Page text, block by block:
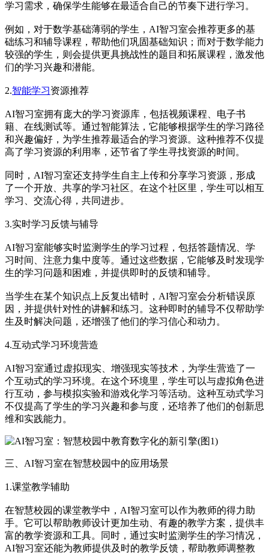
学习需求，确保学生能够在最适合自己的节奏下进行学习。
例如，对于数学基础薄弱的学生，AI智习室会推荐更多的基
础练习和辅导课程，帮助他们巩固基础知识；而对于数学能力
较强的学生，则会提供更具挑战性的题目和拓展课程，激发他
们的学习兴趣和潜能。
2.智能学习资源推荐
AI智习室拥有庞大的学习资源库，包括视频课程、电子书
籍、在线测试等。通过智能算法，它能够根据学生的学习路径
和兴趣偏好，为学生推荐最适合的学习资源。这种推荐不仅提
高了学习资源的利用率，还节省了学生寻找资源的时间。
同时，AI智习室还支持学生自主上传和分享学习资源，形成
了一个开放、共享的学习社区。在这个社区里，学生可以相互
学习、交流心得，共同进步。
3.实时学习反馈与辅导
AI智习室能够实时监测学生的学习过程，包括答题情况、学
习时间、注意力集中度等。通过这些数据，它能够及时发现学
生的学习问题和困难，并提供即时的反馈和辅导。
当学生在某个知识点上反复出错时，AI智习室会分析错误原
因，并提供针对性的讲解和练习。这种即时的辅导不仅帮助学
生及时解决问题，还增强了他们的学习信心和动力。
4.互动式学习环境营造
AI智习室通过虚拟现实、增强现实等技术，为学生营造了一
个互动式的学习环境。在这个环境里，学生可以与虚拟角色进
行互动，参与模拟实验和游戏化学习等活动。这种互动式学习
不仅提高了学生的学习兴趣和参与度，还培养了他们的创新思
维和实践能力。
三、AI智习室在智慧校园中的应用场景
1.课堂教学辅助
在智慧校园的课堂教学中，AI智习室可以作为教师的得力助
手。它可以帮助教师设计更加生动、有趣的教学方案，提供丰
富的教学资源和工具。同时，通过实时监测学生的学习情况，
AI智习室还能为教师提供及时的教学反馈，帮助教师调整教